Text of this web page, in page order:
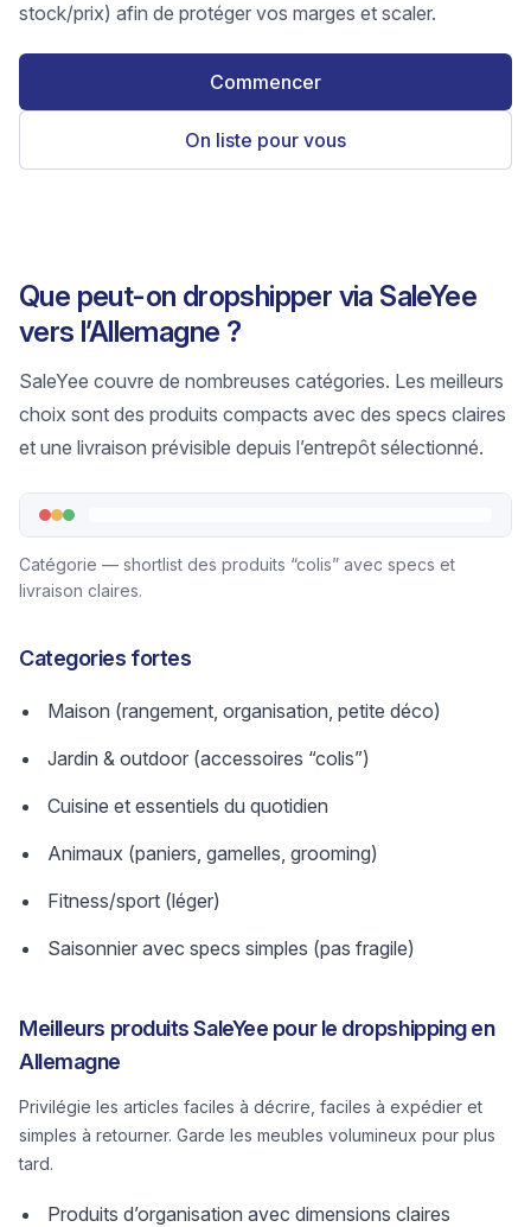
stock/prix) afin de protéger vos marges et scaler.
Commencer
On liste pour vous
Que peut-on dropshipper via SaleYee
vers l’Allemagne ?
SaleYee couvre de nombreuses catégories. Les meilleurs
choix sont des produits compacts avec des specs claires
et une livraison prévisible depuis l’entrepôt sélectionné.
Catégorie — shortlist des produits “colis” avec specs et
livraison claires.
Categories fortes
Maison (rangement, organisation, petite déco)
Jardin & outdoor (accessoires “colis”)
Cuisine et essentiels du quotidien
Animaux (paniers, gamelles, grooming)
Fitness/sport (léger)
Saisonnier avec specs simples (pas fragile)
Meilleurs produits SaleYee pour le dropshipping en
Allemagne
Privilégie les articles faciles à décrire, faciles à expédier et
simples à retourner. Garde les meubles volumineux pour plus
tard.
Produits d’organisation avec dimensions claires